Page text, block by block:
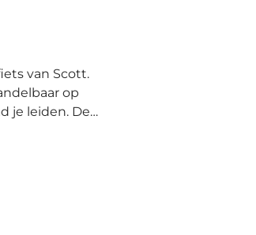
op
leiden. De
geven
en
de